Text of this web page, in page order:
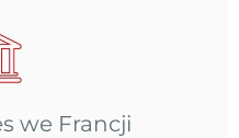
we Francji